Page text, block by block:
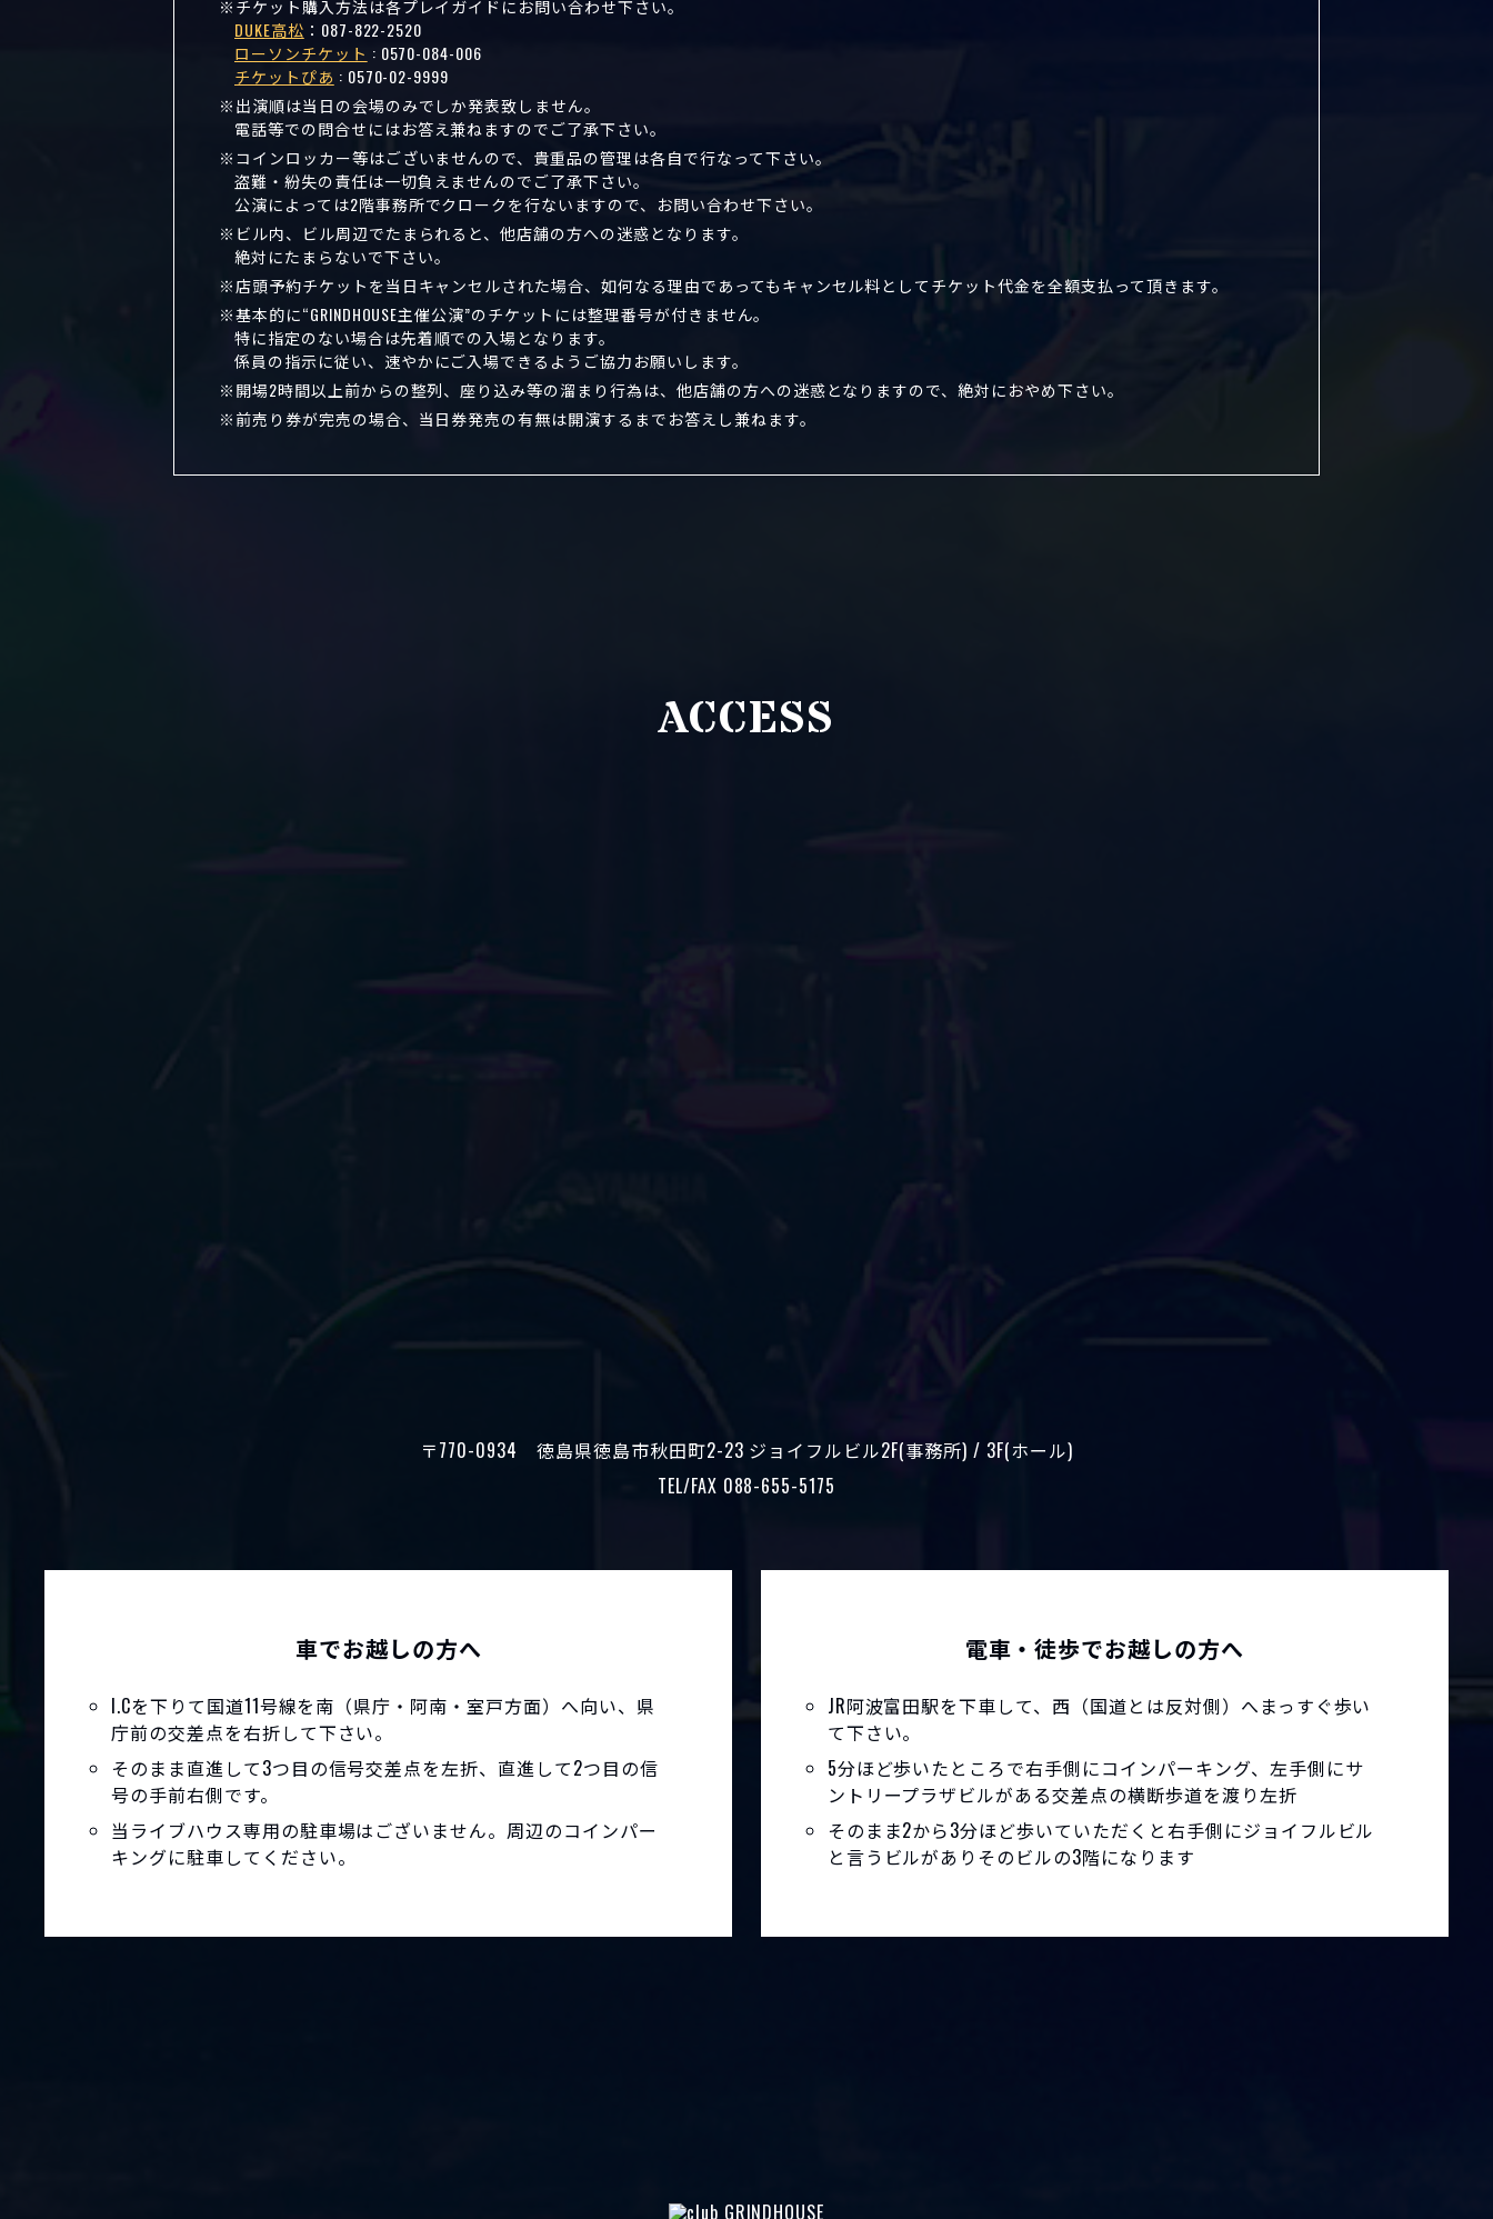
チケット購入方法は各プレイガイドにお問い合わせ下さい。
DUKE高松 ： 087-822-2520
ローソンチケット : 0570-084-006
チケットぴあ : 0570-02-9999
出演順は当日の会場のみでしか発表致しません。
電話等での問合せにはお答え兼ねますのでご了承下さい。
コインロッカー等はございませんので、貴重品の管理は各自で行なって下さい。
盗難・紛失の責任は一切負えませんのでご了承下さい。
公演によっては2階事務所でクロークを行ないますので、お問い合わせ下さい。
ビル内、ビル周辺でたまられると、他店舗の方への迷惑となります。
絶対にたまらないで下さい。
店頭予約チケットを当日キャンセルされた場合、如何なる理由であってもキャンセル料としてチケット代金を全額支払って頂きます。
基本的に“GRINDHOUSE主催公演”のチケットには整理番号が付きません。
特に指定のない場合は先着順での入場となります。
係員の指示に従い、速やかにご入場できるようご協力お願いします。
開場2時間以上前からの整列、座り込み等の溜まり行為は、他店舗の方への迷惑となりますので、絶対におやめ下さい。
前売り券が完売の場合、当日券発売の有無は開演するまでお答えし兼ねます。
ACCESS
〒770-0934 徳島県徳島市秋田町2-23 ジョイフルビル2F(事務所) / 3F(ホール)
TEL/FAX 088-655-5175
車でお越しの方へ
I.Cを下りて国道11号線を南（県庁・阿南・室戸方面）へ向い、県
庁前の交差点を右折して下さい。
そのまま直進して3つ目の信号交差点を左折、直進して2つ目の信
号の手前右側です。
当ライブハウス専用の駐車場はございません。周辺のコインパー
キングに駐車してください。
電車・徒歩でお越しの方へ
JR阿波富田駅を下車して、西（国道とは反対側）へまっすぐ歩い
て下さい。
5分ほど歩いたところで右手側にコインパーキング、左手側にサ
ントリープラザビルがある交差点の横断歩道を渡り左折
そのまま2から3分ほど歩いていただくと右手側にジョイフルビル
と言うビルがありそのビルの3階になります